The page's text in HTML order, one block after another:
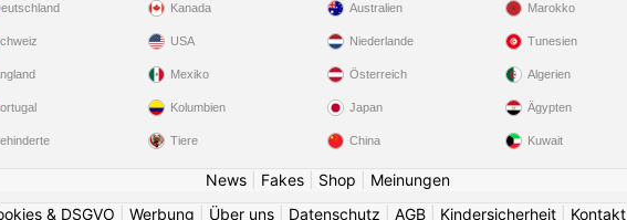
Kanada
USA
Mexiko
Kolumbien
Tiere
Australien
Niederlande
Österreich
Japan
China
Marokko
Tunesien
Algerien
Ägypten
Kuwait
News| Fakes| Shop
Meinungen
& DSGVO
Werbung Über uns Datenschutz AGB Kindersicherheit Kontakt